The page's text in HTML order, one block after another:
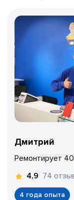
Дмитрий
Ремонтирует
4,9 74
4 года опыта